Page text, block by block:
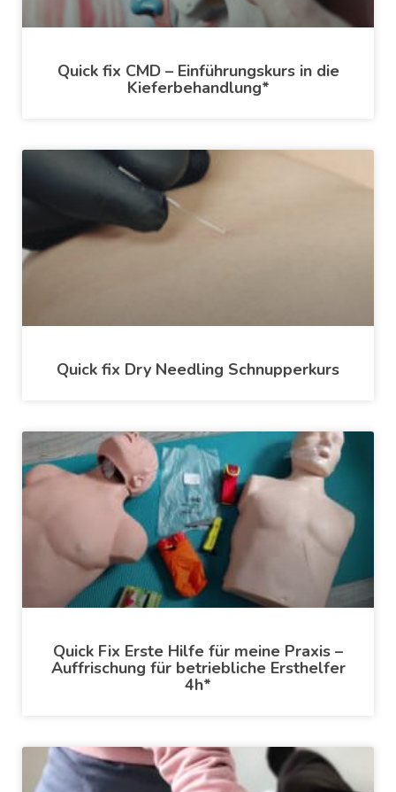
Quick fix CMD – Einführungskurs in die
Kieferbehandlung*
Quick fix Dry Needling Schnupperkurs
Quick Fix Erste Hilfe für meine Praxis –
Auffrischung für betriebliche Ersthelfer
4h*